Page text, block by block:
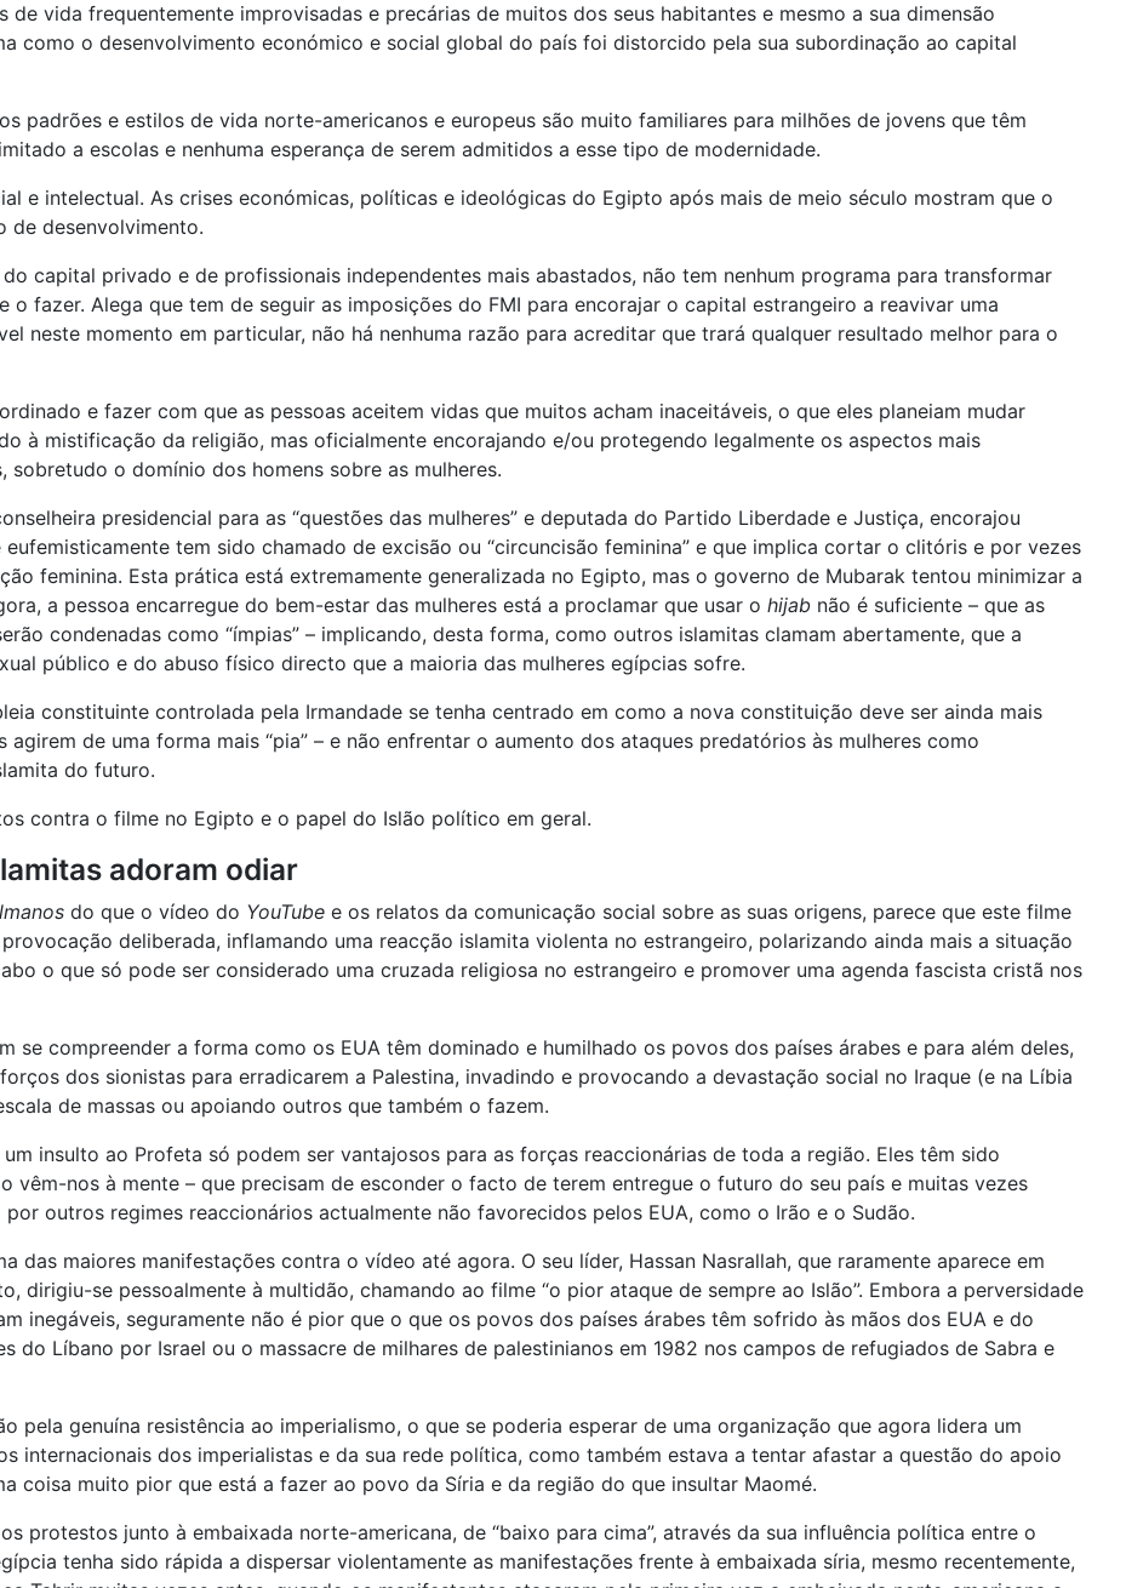
vida frequentemente improvisadas e precárias de muitos dos seus habitantes e mesmo a sua dimensão
como o desenvolvimento económico e social global do país foi distorcido pela sua subordinação ao capital
padrões e estilos de vida norte-americanos e europeus são muito familiares para milhões de jovens que têm
a escolas e nenhuma esperança de serem admitidos a esse tipo de modernidade.
e intelectual. As crises económicas, políticas e ideológicas do Egipto após mais de meio século mostram que o
de desenvolvimento.
capital privado e de profissionais independentes mais abastados, não tem nenhum programa para transformar
o fazer. Alega que tem de seguir as imposições do FMI para encorajar o capital estrangeiro a reavivar uma
neste momento em particular, não há nenhuma razão para acreditar que trará qualquer resultado melhor para o
e fazer com que as pessoas aceitem vidas que muitos acham inaceitáveis, o que eles planeiam mudar
à mistificação da religião, mas oficialmente encorajando e/ou protegendo legalmente os aspectos mais
o domínio dos homens sobre as mulheres.
presidencial para as “questões das mulheres” e deputada do Partido Liberdade e Justiça, encorajou
tem sido chamado de excisão ou “circuncisão feminina” e que implica cortar o clitóris e por vezes
feminina. Esta prática está extremamente generalizada no Egipto, mas o governo de Mubarak tentou minimizar a
a pessoa encarregue do bem-estar das mulheres está a proclamar que usar o hijab não é suficiente – que as
condenadas como “ímpias” – implicando, desta forma, como outros islamitas clamam abertamente, que a
público e do abuso físico directo que a maioria das mulheres egípcias sofre.
constituinte controlada pela Irmandade se tenha centrado em como a nova constituição deve ser ainda mais
agirem de uma forma mais “pia” – e não enfrentar o aumento dos ataques predatórios às mulheres como
do futuro.
contra o filme no Egipto e o papel do Islão político em geral.
adoram odiar
do que o vídeo do YouTube e os relatos da comunicação social sobre as suas origens, parece que este filme
deliberada, inflamando uma reacção islamita violenta no estrangeiro, polarizando ainda mais a situação
o que só pode ser considerado uma cruzada religiosa no estrangeiro e promover uma agenda fascista cristã nos
se compreender a forma como os EUA têm dominado e humilhado os povos dos países árabes e para além deles,
dos sionistas para erradicarem a Palestina, invadindo e provocando a devastação social no Iraque (e na Líbia
de massas ou apoiando outros que também o fazem.
insulto ao Profeta só podem ser vantajosos para as forças reaccionárias de toda a região. Eles têm sido
vêm-nos à mente – que precisam de esconder o facto de terem entregue o futuro do seu país e muitas vezes
outros regimes reaccionários actualmente não favorecidos pelos EUA, como o Irão e o Sudão.
das maiores manifestações contra o vídeo até agora. O seu líder, Hassan Nasrallah, que raramente aparece em
dirigiu-se pessoalmente à multidão, chamando ao filme “o pior ataque de sempre ao Islão”. Embora a perversidade
inegáveis, seguramente não é pior que o que os povos dos países árabes têm sofrido às mãos dos EUA e do
do Líbano por Israel ou o massacre de milhares de palestinianos em 1982 nos campos de refugiados de Sabra e
pela genuína resistência ao imperialismo, o que se poderia esperar de uma organização que agora lidera um
internacionais dos imperialistas e da sua rede política, como também estava a tentar afastar a questão do apoio
coisa muito pior que está a fazer ao povo da Síria e da região do que insultar Maomé.
protestos junto à embaixada norte-americana, de “baixo para cima”, através da sua influência política entre o
tenha sido rápida a dispersar violentamente as manifestações frente à embaixada síria, mesmo recentemente,